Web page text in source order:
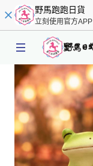
野馬跑跑日貨
立刻使用官方APP